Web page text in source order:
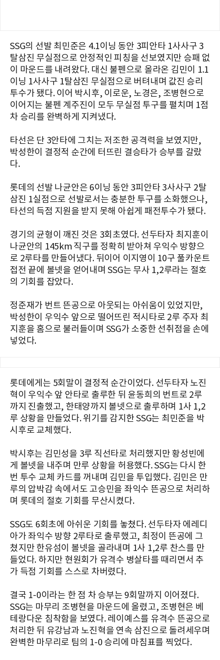
SSG의 선발 최민준은 4.1이닝 동안 3피안타 1사사구 3
탈삼진 무실점으로 안정적인 피칭을 선보였지만 승패 없
이 마운드를 내려왔다. 대신 불펜으로 올라온 김민이 1.1
이닝 1사사구 1탈삼진 무실점으로 버텨내며 값진 승리
투수가 됐다. 이어 박시후, 이로운, 노경은, 조병현으로
이어지는 불펜 계주진이 모두 무실점 투구를 펼치며 1점
차 승리를 완벽하게 지켜냈다.
타선은 단 3안타에 그치는 저조한 공격력을 보였지만,
박성한이 결정적 순간에 터뜨린 결승타가 승부를 갈랐
다.
롯데의 선발 나균안은 6이닝 동안 3피안타 3사사구 2탈
삼진 1실점으로 선발로서는 충분한 투구를 소화했으나,
타선의 득점 지원을 받지 못해 아쉽게 패전투수가 됐다.
경기의 균형이 깨진 것은 3회초였다. 선두타자 최지훈이
나균안의 145km 직구를 정확히 받아쳐 우익수 방향으
로 2루타를 만들어냈다. 뒤이어 이지영이 10구 풀카운트
접전 끝에 볼넷을 얻어내며 SSG는 무사 1,2루라는 절호
의 기회를 잡았다.
정준재가 번트 뜬공으로 아웃되는 아쉬움이 있었지만,
박성한이 우익수 앞으로 떨어뜨린 적시타로 2루 주자 최
지훈을 홈으로 불러들이며 SSG가 소중한 선취점을 손에
넣었다.
롯데에게는 5회말이 결정적 순간이었다. 선두타자 노진
혁이 우익수 앞 안타로 출루한 뒤 윤동희의 번트로 2루
까지 진출했고, 한태양까지 볼넷으로 출루하며 1사 1,2
루 상황을 만들었다. 위기를 감지한 SSG는 최민준을 박
시후로 교체했다.
박시후는 김민성을 3루 직선타로 처리했지만 황성빈에
게 볼넷을 내주며 만루 상황을 허용했다. SSG는 다시 한
번 투수 교체 카드를 꺼내며 김민을 투입했다. 김민은 만
루의 압박감 속에서도 고승민을 좌익수 뜬공으로 처리하
며 롯데의 절호 기회를 무산시켰다.
SSG도 6회초에 아쉬운 기회를 놓쳤다. 선두타자 에레디
아가 좌익수 방향 2루타로 출루했고, 최정이 뜬공에 그
쳤지만 한유섬이 볼넷을 골라내며 1사 1,2루 찬스를 만
들었다. 하지만 현원회가 유격수 병살타를 때리면서 추
가 득점 기회를 스스로 차버렸다.
결국 1-0이라는 한 점 차 승부는 9회말까지 이어졌다.
SSG는 마무리 조병현을 마운드에 올렸고, 조병현은 베
테랑다운 침착함을 보였다. 레이예스를 유격수 뜬공으로
처리한 뒤 유강남과 노진혁을 연속 삼진으로 돌려세우며
완벽한 마무리로 팀의 1-0 승리에 마침표를 찍었다.